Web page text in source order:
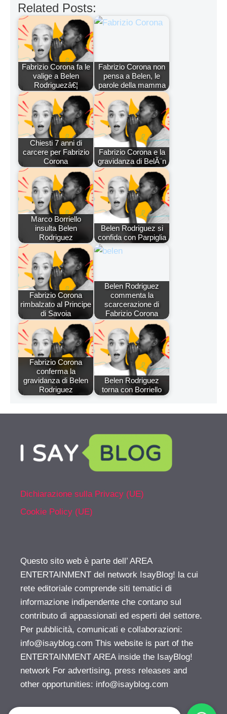
Related Posts:
Fabrizio Corona fa le
valige a Belen
Rodriguezâ€¦
Fabrizio Corona non
pensa a Belen, le
parole della mamma
Chiesti 7 anni di
carcere per Fabrizio
Corona
Fabrizio Corona e la
gravidanza di BelÃ¨n
Marco Borriello
insulta Belen
Rodriguez
Belen Rodriguez si
confida con Parpiglia
Fabrizio Corona
rimbalzato al Principe
di Savoia
Belen Rodriguez
commenta la
scarcerazione di
Fabrizio Corona
Fabrizio Corona
conferma la
gravidanza di Belen
Rodriguez
Belen Rodriguez
torna con Borriello
Dichiarazione sulla Privacy (UE)
Cookie Policy (UE)
Questo sito web è parte dell’ AREA
ENTERTAINMENT del network IsayBlog! la cui
rete editoriale comprende siti tematici di
informazione indipendente che contano sul
contributo di appassionati ed esperti del settore.
Per pubblicità, comunicati e collaborazioni:
info@isayblog.com This website is part of the
ENTERTAINMENT AREA inside the IsayBlog!
network For advertising, press releases and
other opportunities: info@isayblog.com